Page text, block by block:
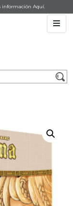
información Aquí.